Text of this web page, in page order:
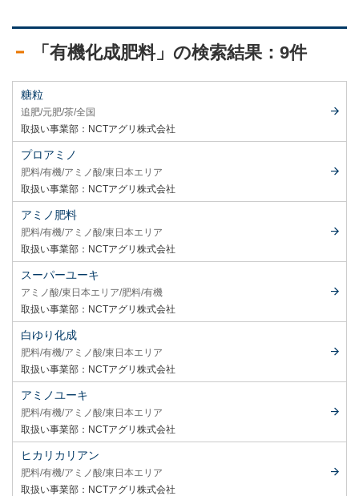
「有機化成肥料」の検索結果：9件
糖粒
追肥 元肥 茶 全国
取扱い事業部： NCTアグリ株式会社
プロアミノ
肥料 有機 アミノ酸 東日本エリア
取扱い事業部： NCTアグリ株式会社
アミノ肥料
肥料 有機 アミノ酸 東日本エリア
取扱い事業部： NCTアグリ株式会社
スーパーユーキ
アミノ酸 東日本エリア 肥料 有機
取扱い事業部： NCTアグリ株式会社
白ゆり化成
肥料 有機 アミノ酸 東日本エリア
取扱い事業部： NCTアグリ株式会社
アミノユーキ
肥料 有機 アミノ酸 東日本エリア
取扱い事業部： NCTアグリ株式会社
ヒカリカリアン
肥料 有機 アミノ酸 東日本エリア
取扱い事業部： NCTアグリ株式会社